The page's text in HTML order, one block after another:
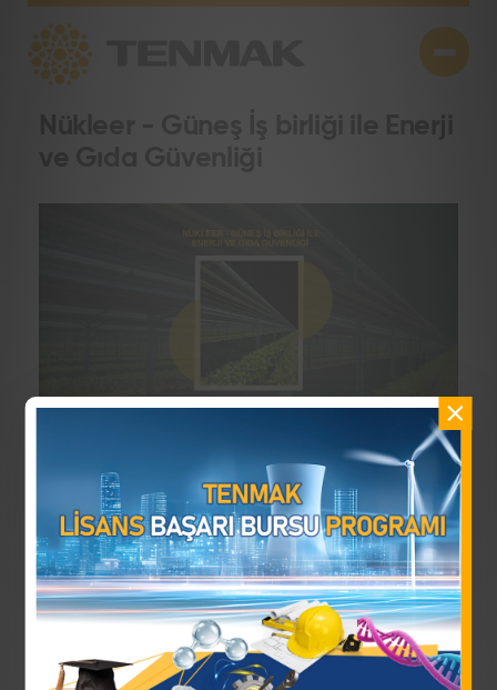
24 Haziran 2026 Paylaş
Agrivoltaik (AV) sistemler, aynı arazi üzerinde eş
zamanlı tarımsal üretim ve fotovoltaik enerji
üretimini mümkün kılan yenilikçi bir arazi kullanım
modeli olarak öne çıkmaktadır.
TENMAK yürütücülüğünde TENMAK’a bağlı NÜKEN ve
TEMEN enstitülerinin ODTÜ-GÜNAM iş birliğinde
“Mutant Genotiplerin Agrivoltaik Sistemlerde